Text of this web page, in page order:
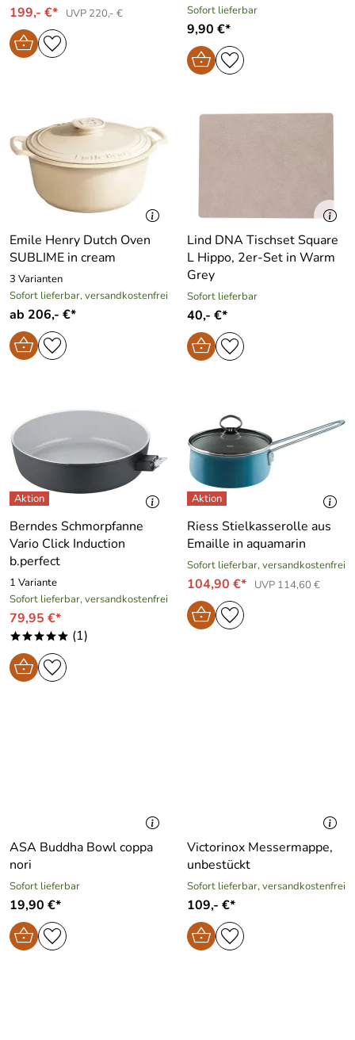
199,- €* UVP 220,- €
Sofort lieferbar
9,90 €*
Emile Henry Dutch Oven
SUBLIME in cream
3 Varianten
Sofort lieferbar, versandkostenfrei
ab 206,- €*
Lind DNA Tischset Square
L Hippo, 2er-Set in Warm
Grey
Sofort lieferbar
40,- €*
Berndes Schmorpfanne
Vario Click Induction
b.perfect
1 Variante
Sofort lieferbar, versandkostenfrei
79,95 €*
***** (1)
Riess Stielkasserolle aus
Emaille in aquamarin
Sofort lieferbar, versandkostenfrei
104,90 €* UVP 114,60 €
ASA Buddha Bowl coppa
nori
Sofort lieferbar
19,90 €*
Victorinox Messermappe,
unbestückt
Sofort lieferbar, versandkostenfrei
109,- €*